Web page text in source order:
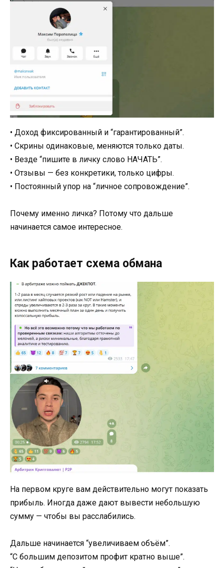
• Доход фиксированный и “гарантированный”.
• Скрины одинаковые, меняются только даты.
• Везде “пишите в личку слово НАЧАТЬ”.
• Отзывы — без конкретики, только цифры.
• Постоянный упор на “личное сопровождение”.
Почему именно личка? Потому что дальше
начинается самое интересное.
Как работает схема обмана
На первом круге вам действительно могут показать
прибыль. Иногда даже дают вывести небольшую
сумму — чтобы вы расслабились.
Дальше начинается “увеличиваем объём”.
“С большим депозитом профит кратно выше”.